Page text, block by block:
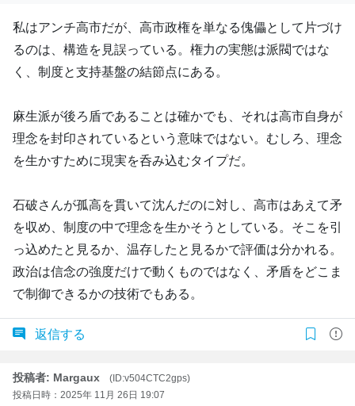
私はアンチ高市だが、高市政権を単なる傀儡として片づけ
るのは、構造を見誤っている。権力の実態は派閥ではな
く、制度と支持基盤の結節点にある。
麻生派が後ろ盾であることは確かでも、それは高市自身が
理念を封印されているという意味ではない。むしろ、理念
を生かすために現実を呑み込むタイプだ。
石破さんが孤高を貫いて沈んだのに対し、高市はあえて矛
を収め、制度の中で理念を生かそうとしている。そこを引
っ込めたと見るか、温存したと見るかで評価は分かれる。
政治は信念の強度だけで動くものではなく、矛盾をどこま
で制御できるかの技術でもある。
返信する
投稿者: Margaux
(ID:v504CTC2gps)
投稿日時：2025年 11月 26日 19:07